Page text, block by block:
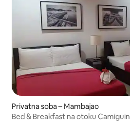
Privatna soba – Mambajao
Bed & Breakfast na otoku Camiguin